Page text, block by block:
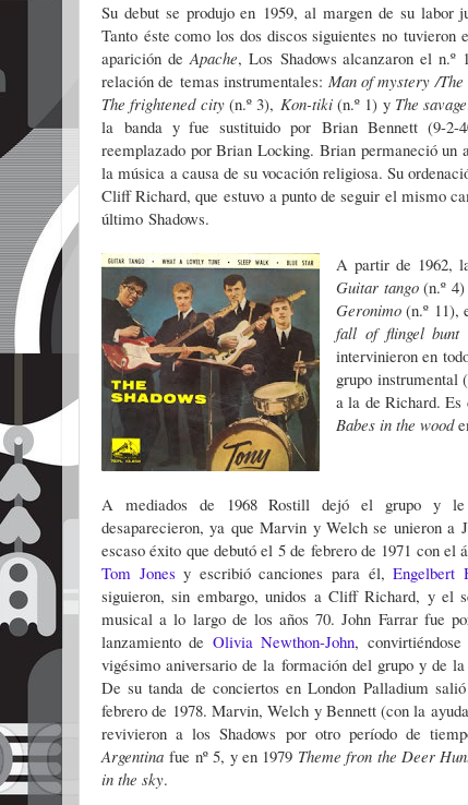
Su debut se produjo en 1959, al margen de su labor
Tanto éste como los dos discos siguientes no tuvieron
aparición deApache, Los Shadows alcanzaron el n.º
relación de temas instrumentales: Man of mystery /
The frightened city (n.º 3), Kon-tiki (n.º 1) y The savage
la banda y fue sustituido por Brian Bennett(9-2-
reemplazado por Brian Locking.Brian permaneció un
la músicaa causa de su vocación religiosa. Su orde
Cliff Richard, que estuvo a punto de seguir el mismo
último Shadows.
A partir de 1962,
Guitar tango(n.º
Geronimo(n.º 11),
fall of flingel bunt
intervinieron en
grupo instrumental
a la de Richard. Es
Babes in the wood
A mediados de 1968 Rostill dejó el grupo y le
desaparecieron, ya que Marvin y Welch se unieron a
escaso éxito que debutó el 5 de febrero de 1971 con el
Tom Jonesy escribió canciones para él,Engelbert
siguieron, sin embargo, unidos a Cliff Richard, y el
musical a lo largo de los años 70. John Farrar fue
lanzamiento de Olivia Newthon-John,
vigésimo aniversario de la formación del grupo y de
De su tanda de conciertos en London Palladium
febrero de 1978. Marvin, Welch y Bennett (con la
revivieron a los Shadows por otro período de
Argentina fue nº 5, y en 1979 Theme fron the Deer
in the sky.